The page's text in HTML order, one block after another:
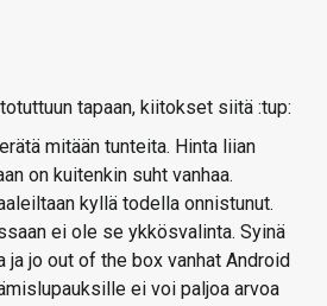
tapaan, kiitokset siitä :tup:
mitään tunteita. Hinta liian
on kuitenkin suht vanhaa.
kyllä todella onnistunut.
ei ole se ykkösvalinta. Syinä
ja jo out of the box vanhat Android
ei voi paljoa arvoa